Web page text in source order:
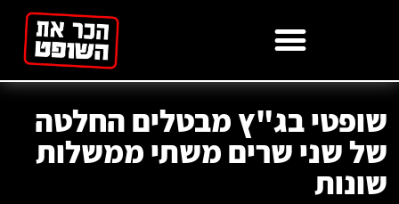
שופטי בג"ץ מבטלים החלטה
של שני שרים משתי ממשלות
שונות